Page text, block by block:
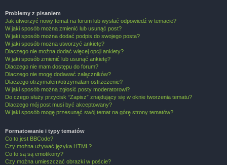
Problemy z pisaniem
Jak utworzyć nowy temat na forum lub wysłać odpowiedź w temacie?
W jaki sposób można zmienić lub usunąć post?
W jaki sposób można dodać podpis do swojego posta?
W jaki sposób można utworzyć ankietę?
Dlaczego nie można dodać więcej opcji ankiety?
W jaki sposób zmienić lub usunąć ankietę?
Dlaczego nie mam dostępu do forum?
Dlaczego nie mogę dodawać załączników?
Dlaczego otrzymałem/otrzymałam ostrzeżenie?
W jaki sposób można zgłosić posty moderatorowi?
Do czego służy przycisk “Zapisz” znajdujący się w oknie tworzenia tematu?
Dlaczego mój post musi być akceptowany?
W jaki sposób mogę przesunąć swój temat na górę strony tematów?
Formatowanie i typy tematów
Co to jest BBCode?
Czy można używać języka HTML?
Co to są są emotikony?
Czy można umieszczać obrazki w poście?